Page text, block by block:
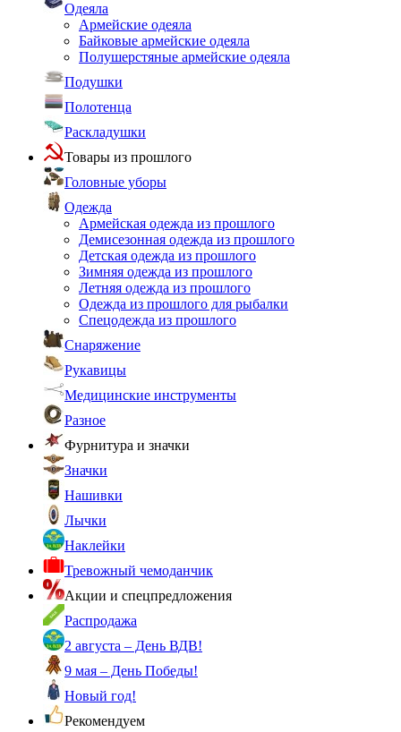
Одеяла
Армейские одеяла
Байковые армейские одеяла
Полушерстяные армейские одеяла
Подушки
Полотенца
Раскладушки
Товары из прошлого
Головные уборы
Одежда
Армейская одежда из прошлого
Демисезонная одежда из прошлого
Детская одежда из прошлого
Зимняя одежда из прошлого
Летняя одежда из прошлого
Одежда из прошлого для рыбалки
Спецодежда из прошлого
Снаряжение
Рукавицы
Медицинские инструменты
Разное
Фурнитура и значки
Значки
Нашивки
Лычки
Наклейки
Тревожный чемоданчик
Акции и спецпредложения
Распродажа
2 августа – День ВДВ!
9 мая – День Победы!
Новый год!
Рекомендуем